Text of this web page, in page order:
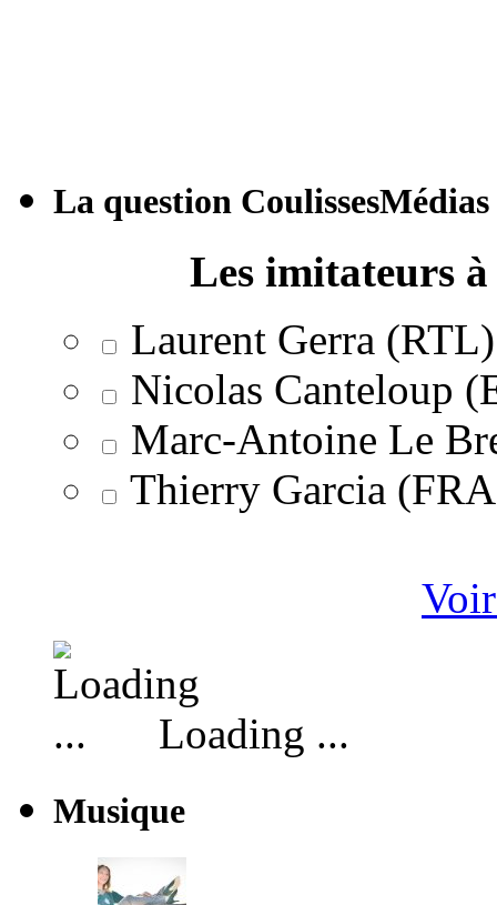
La question CoulissesMédias
Les imitateurs
Laurent Gerra (RTL)
Nicolas Canteloup
Marc-Antoine Le
Thierry Garcia
Loading ...
Musique